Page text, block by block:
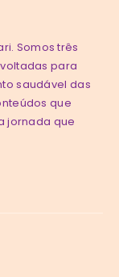
Somos três
para
saudável das
que
jornada que